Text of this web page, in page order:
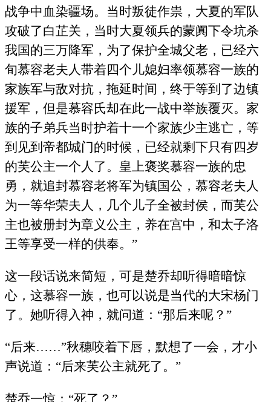
战争中血染疆场。当时叛徒作祟，大夏的军队
攻破了白芷关，当时大夏领兵的蒙阗下令坑杀
我国的三万降军，为了保护全城父老，已经六
旬慕容老夫人带着四个儿媳妇率领慕容一族的
家族军与敌对抗，拖延时间，终于等到了边镇
援军，但是慕容氏却在此一战中举族覆灭。家
族的子弟兵当时护着十一个家族少主逃亡，等
到见到帝都城门的时候，已经就剩下只有四岁
的芙公主一个人了。皇上褒奖慕容一族的忠
勇，就追封慕容老将军为镇国公，慕容老夫人
为一等华荣夫人，几个儿子全被封侯，而芙公
主也被册封为章义公主，养在宫中，和太子洛
王等享受一样的供奉。”
这一段话说来简短，可是楚乔却听得暗暗惊
心，这慕容一族，也可以说是当代的大宋杨门
了。她听得入神，就问道：“那后来呢？”
“后来……”秋穗咬着下唇，默想了一会，才小
声说道：“后来芙公主就死了。”
楚乔一惊：“死了？”